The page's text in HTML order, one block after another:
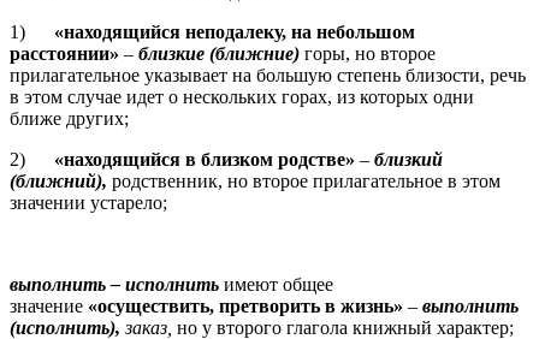
1) «находящийся неподалеку, на небольшом
расстоянии» – близкие (ближние) горы, но второе
прилагательное указывает на большую степень близости, речь
в этом случае идет о нескольких горах, из которых одни
ближе других;
2) «находящийся в близком родстве» – близкий
(ближний), родственник, но второе прилагательное в этом
значении устарело;
выполнить– исполнить имеют общее
значение «осуществить, претворить в жизнь» – выполнить
(исполнить), заказ, но у второго глагола книжный характер;